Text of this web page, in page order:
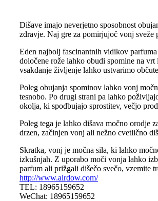
Dišave imajo neverjetno sposobnost
zdravje. Naj gre za pomirjujoč vonj sveže
Eden najbolj fascinantnih vidikov parfuma
določene rože lahko obudi spomine na
vsakdanje življenje lahko ustvarimo
Poleg obujanja spominov lahko vonj
tesnobo. Po drugi strani pa lahko
okolja, ki spodbujajo sprostitev, večjo
Poleg tega je lahko dišava močno orodje
drzen, začinjen vonj ali nežno cvetlično
Skratka, vonj je močna sila, ki lahko
izkušnjah. Z uporabo moči vonja lahko
parfum ali prižgali dišečo svečo, vzemite
http://www.airdow.com/
TEL: 18965159652
WeChat: 18965159652